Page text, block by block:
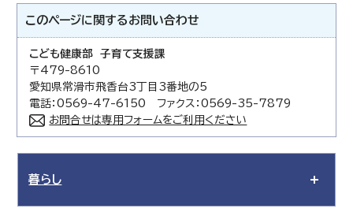
このページに関する お問い合わせ
こども健康部 子育て支援課
〒479-8610
愛知県常滑市飛香台3丁目3番地の5
電話：0569-47-6150 ファクス：0569-35-7879
お問合せは専用フォームをご利用ください
暮らし